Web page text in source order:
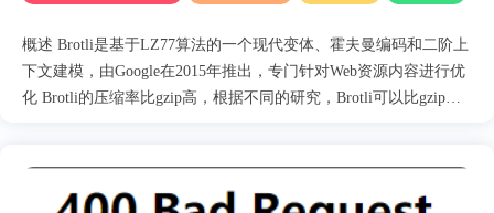
概述 Brotli是基于LZ77算法的一个现代变体、霍夫曼编码和二阶上
下文建模，由Google在2015年推出，专门针对Web资源内容进行优
化 Brotli的压缩率比gzip高，根据不同的研究，Brotli可以比gzip节
过13000个常用单词、短语和其他子字符串1。这些因素都有助于